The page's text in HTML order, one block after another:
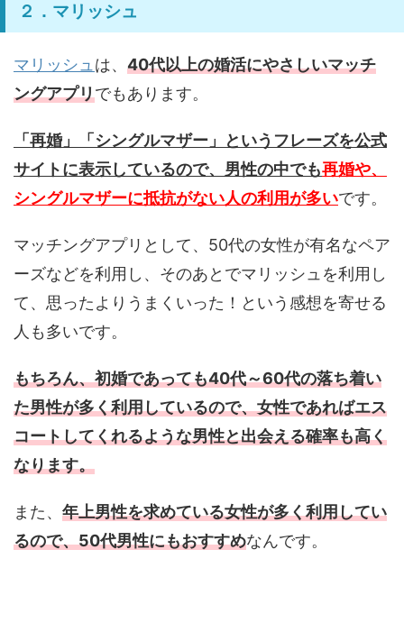
２．マリッシュ
マリッシュ は、 40代以上の婚活にやさしいマッチ
ングアプリでもあります。
「再婚」「シングルマザー」というフレーズを公式
サイトに表示しているので、男性の中でも再婚や、
シングルマザーに抵抗がない人の利用が多いです。
マッチングアプリとして、50代の女性が有名なペア
ーズなどを利用し、そのあとでマリッシュを利用し
て、思ったよりうまくいった！という感想を寄せる
人も多いです。
もちろん、初婚であっても40代～60代の落ち着い
た男性が多く利用しているので、女性であればエス
コートしてくれるような男性と出会える確率も高く
なります。
また、 年上男性を求めている女性が多く利用してい
るので、50代男性にもおすすめなんです。